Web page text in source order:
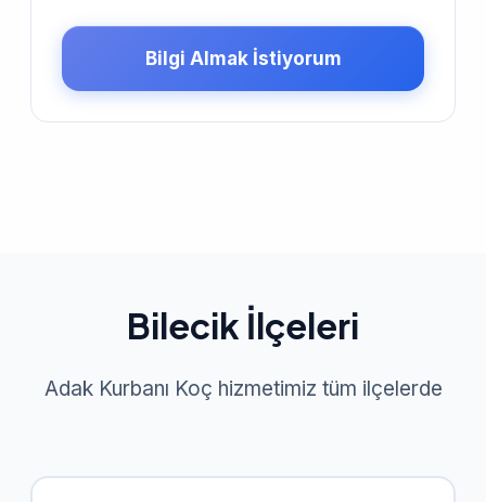
Bilgi Almak İstiyorum
Bilecik İlçeleri
Adak Kurbanı Koç hizmetimiz tüm ilçelerde